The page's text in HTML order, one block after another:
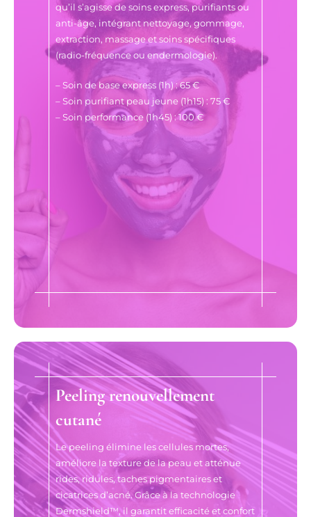
qu’il s’agisse de soins express, purifiants ou
anti-âge, intégrant nettoyage, gommage,
extraction, massage et soins spécifiques
(radio-fréquence ou endermologie).
– Soin de base express (1h) : 65 €
– Soin purifiant peau jeune (1h15) : 75 €
– Soin performance (1h45) : 100 €
Peeling renouvellement
cutané
Le peeling élimine les cellules mortes,
améliore la texture de la peau et atténue
rides, ridules, taches pigmentaires et
cicatrices d’acné. Grâce à la technologie
Dermshield™, il garantit efficacité et confort